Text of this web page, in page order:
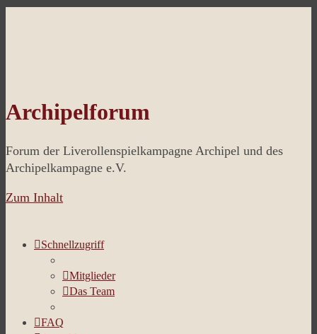
Archipelforum
Forum der Liverollenspielkampagne Archipel und des
Archipelkampagne e.V.
Zum Inhalt
Schnellzugriff
Mitglieder
Das Team
FAQ